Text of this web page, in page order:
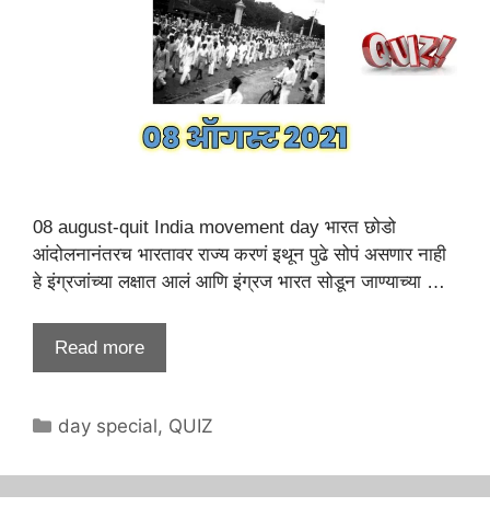
08 august-quit India movement day भारत छोडो
आंदोलनानंतरच भारतावर राज्य करणं इथून पुढे सोपं असणार नाही
हे इंग्रजांच्या लक्षात आलं आणि इंग्रज भारत सोडून जाण्याच्या …
Read more
Categories
day special, QUIZ